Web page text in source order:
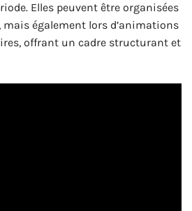
Elles peuvent être organisées
également lors d’animations
offrant un cadre structurant et